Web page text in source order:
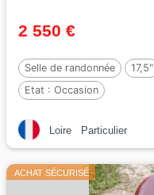
2 550 €
Selle de randonnée 17,5"
Etat : Occasion
Loire Particulier
ACHAT SÉCURISÉ